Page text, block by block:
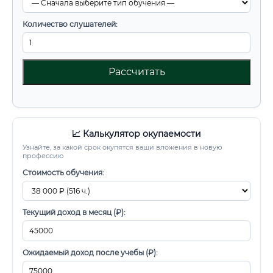
Количество слушателей:
Рассчитать
📈 Калькулятор окупаемости
Узнайте, за какой срок окупятся ваши вложения в новую
профессию
Стоимость обучения:
Текущий доход в месяц (₽):
Ожидаемый доход после учебы (₽):